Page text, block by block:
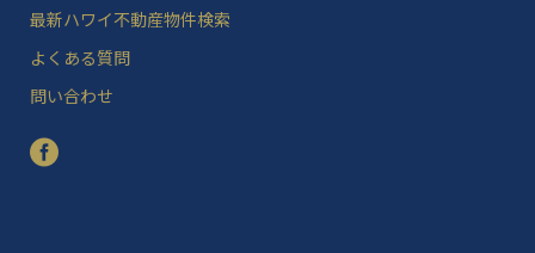
最新ハワイ不動産物件検索
よくある質問
問い合わせ